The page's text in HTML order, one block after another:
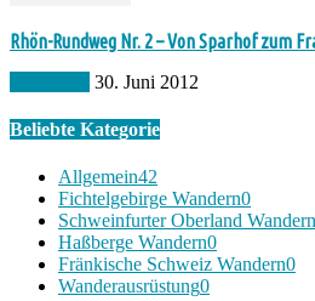
Rhön-Rundweg Nr. 2 – Von Sparhof zum
30. Juni 2012
Beliebte Kategorie
Allgemein42
Fichtelgebirge Wandern0
Schweinfurter Oberland Wandern
Haßberge Wandern0
Fränkische Schweiz Wandern0
Wanderausrüstung0